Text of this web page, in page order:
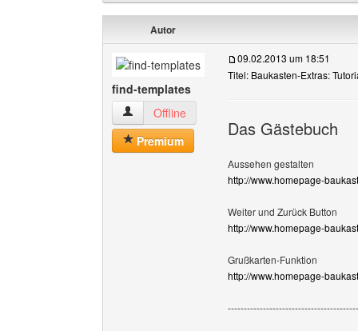
Autor
find-templates
find-templates Benutzer-Profile anzeigen
Offline
Premium
09.02.2013 um 18:51
Titel: Baukasten-Extras:
Das Gästebuch
Aussehen gestalten
http://www.homepage-
Weiter und Zurück Button
http://www.homepage-
Grußkarten-Funktion
http://www.homepage-